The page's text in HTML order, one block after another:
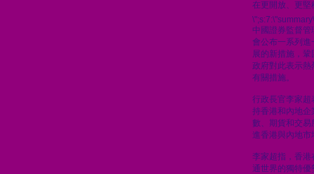
在更開放、更堅
中國證券監督管
會公布一系列進
展的新措施，
政府對此表示熱
有關措施。
行政長官李家超
持香港和內地企
數、期貨和交
進香港與內地市
李家超指，香港
通世界的獨特優